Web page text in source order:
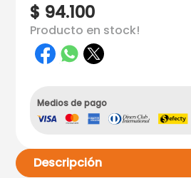
$ 94.100
Producto en stock!
Medios de pago
Descripción